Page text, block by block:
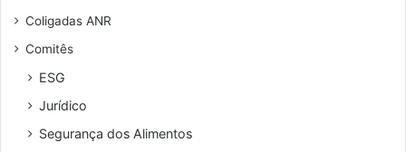
n
e
Coligadas ANR
Comitês
ESG
Jurídico
Segurança dos Alimentos